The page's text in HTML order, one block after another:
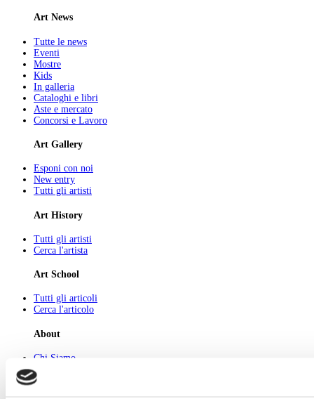
Art News
Tutte le news
Eventi
Mostre
Kids
In galleria
Cataloghi e libri
Aste e mercato
Concorsi e Lavoro
Art Gallery
Esponi con noi
New entry
Tutti gli artisti
Art History
Tutti gli artisti
Cerca l'artista
Art School
Tutti gli articoli
Cerca l'articolo
About
Chi Siamo
Pubblicità
Newsletter